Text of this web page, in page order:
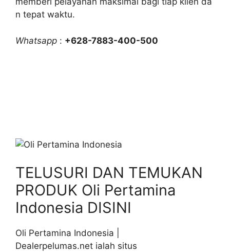
n tepat waktu.
Whatsapp : +628-7883-400-500
TELUSURI DAN TEMUKAN
PRODUK Oli Pertamina
Indonesia DISINI
Oli Pertamina Indonesia |
Dealerpelumas.net ialah situs